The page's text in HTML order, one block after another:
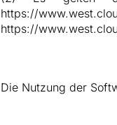
https://
https://
Die Nutzung der